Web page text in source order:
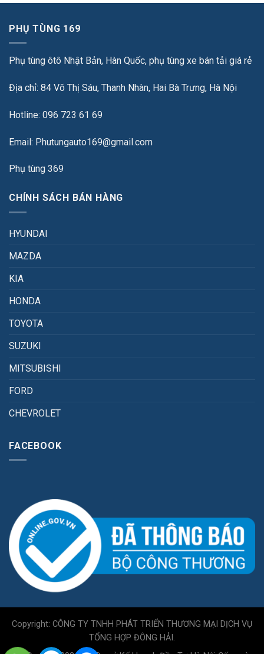
PHỤ TÙNG 169
Phụ tùng ôtô Nhật Bản, Hàn Quốc, phụ tùng xe bán tải giá rẻ
Địa chỉ: 84 Võ Thị Sáu, Thanh Nhàn, Hai Bà Trưng, Hà Nội
Hotline: 096 723 61 69
Email: Phutungauto169@gmail.com
Phụ tùng 369
CHÍNH SÁCH BÁN HÀNG
HYUNDAI
MAZDA
KIA
HONDA
TOYOTA
SUZUKI
MITSUBISHI
FORD
CHEVROLET
FACEBOOK
Copyright: CÔNG TY TNHH PHÁT TRIỂN THƯƠNG MẠI DỊCH VỤ
TỔNG HỢP ĐÔNG HẢI.